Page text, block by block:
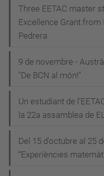
Three EETAC master
Excellence Grant from
Pedrera
9 de novembre -
"De BCN al món!"
Un estudiant de
la 22a assamblea de
Del 15 d'octubre al 25
“Experiències